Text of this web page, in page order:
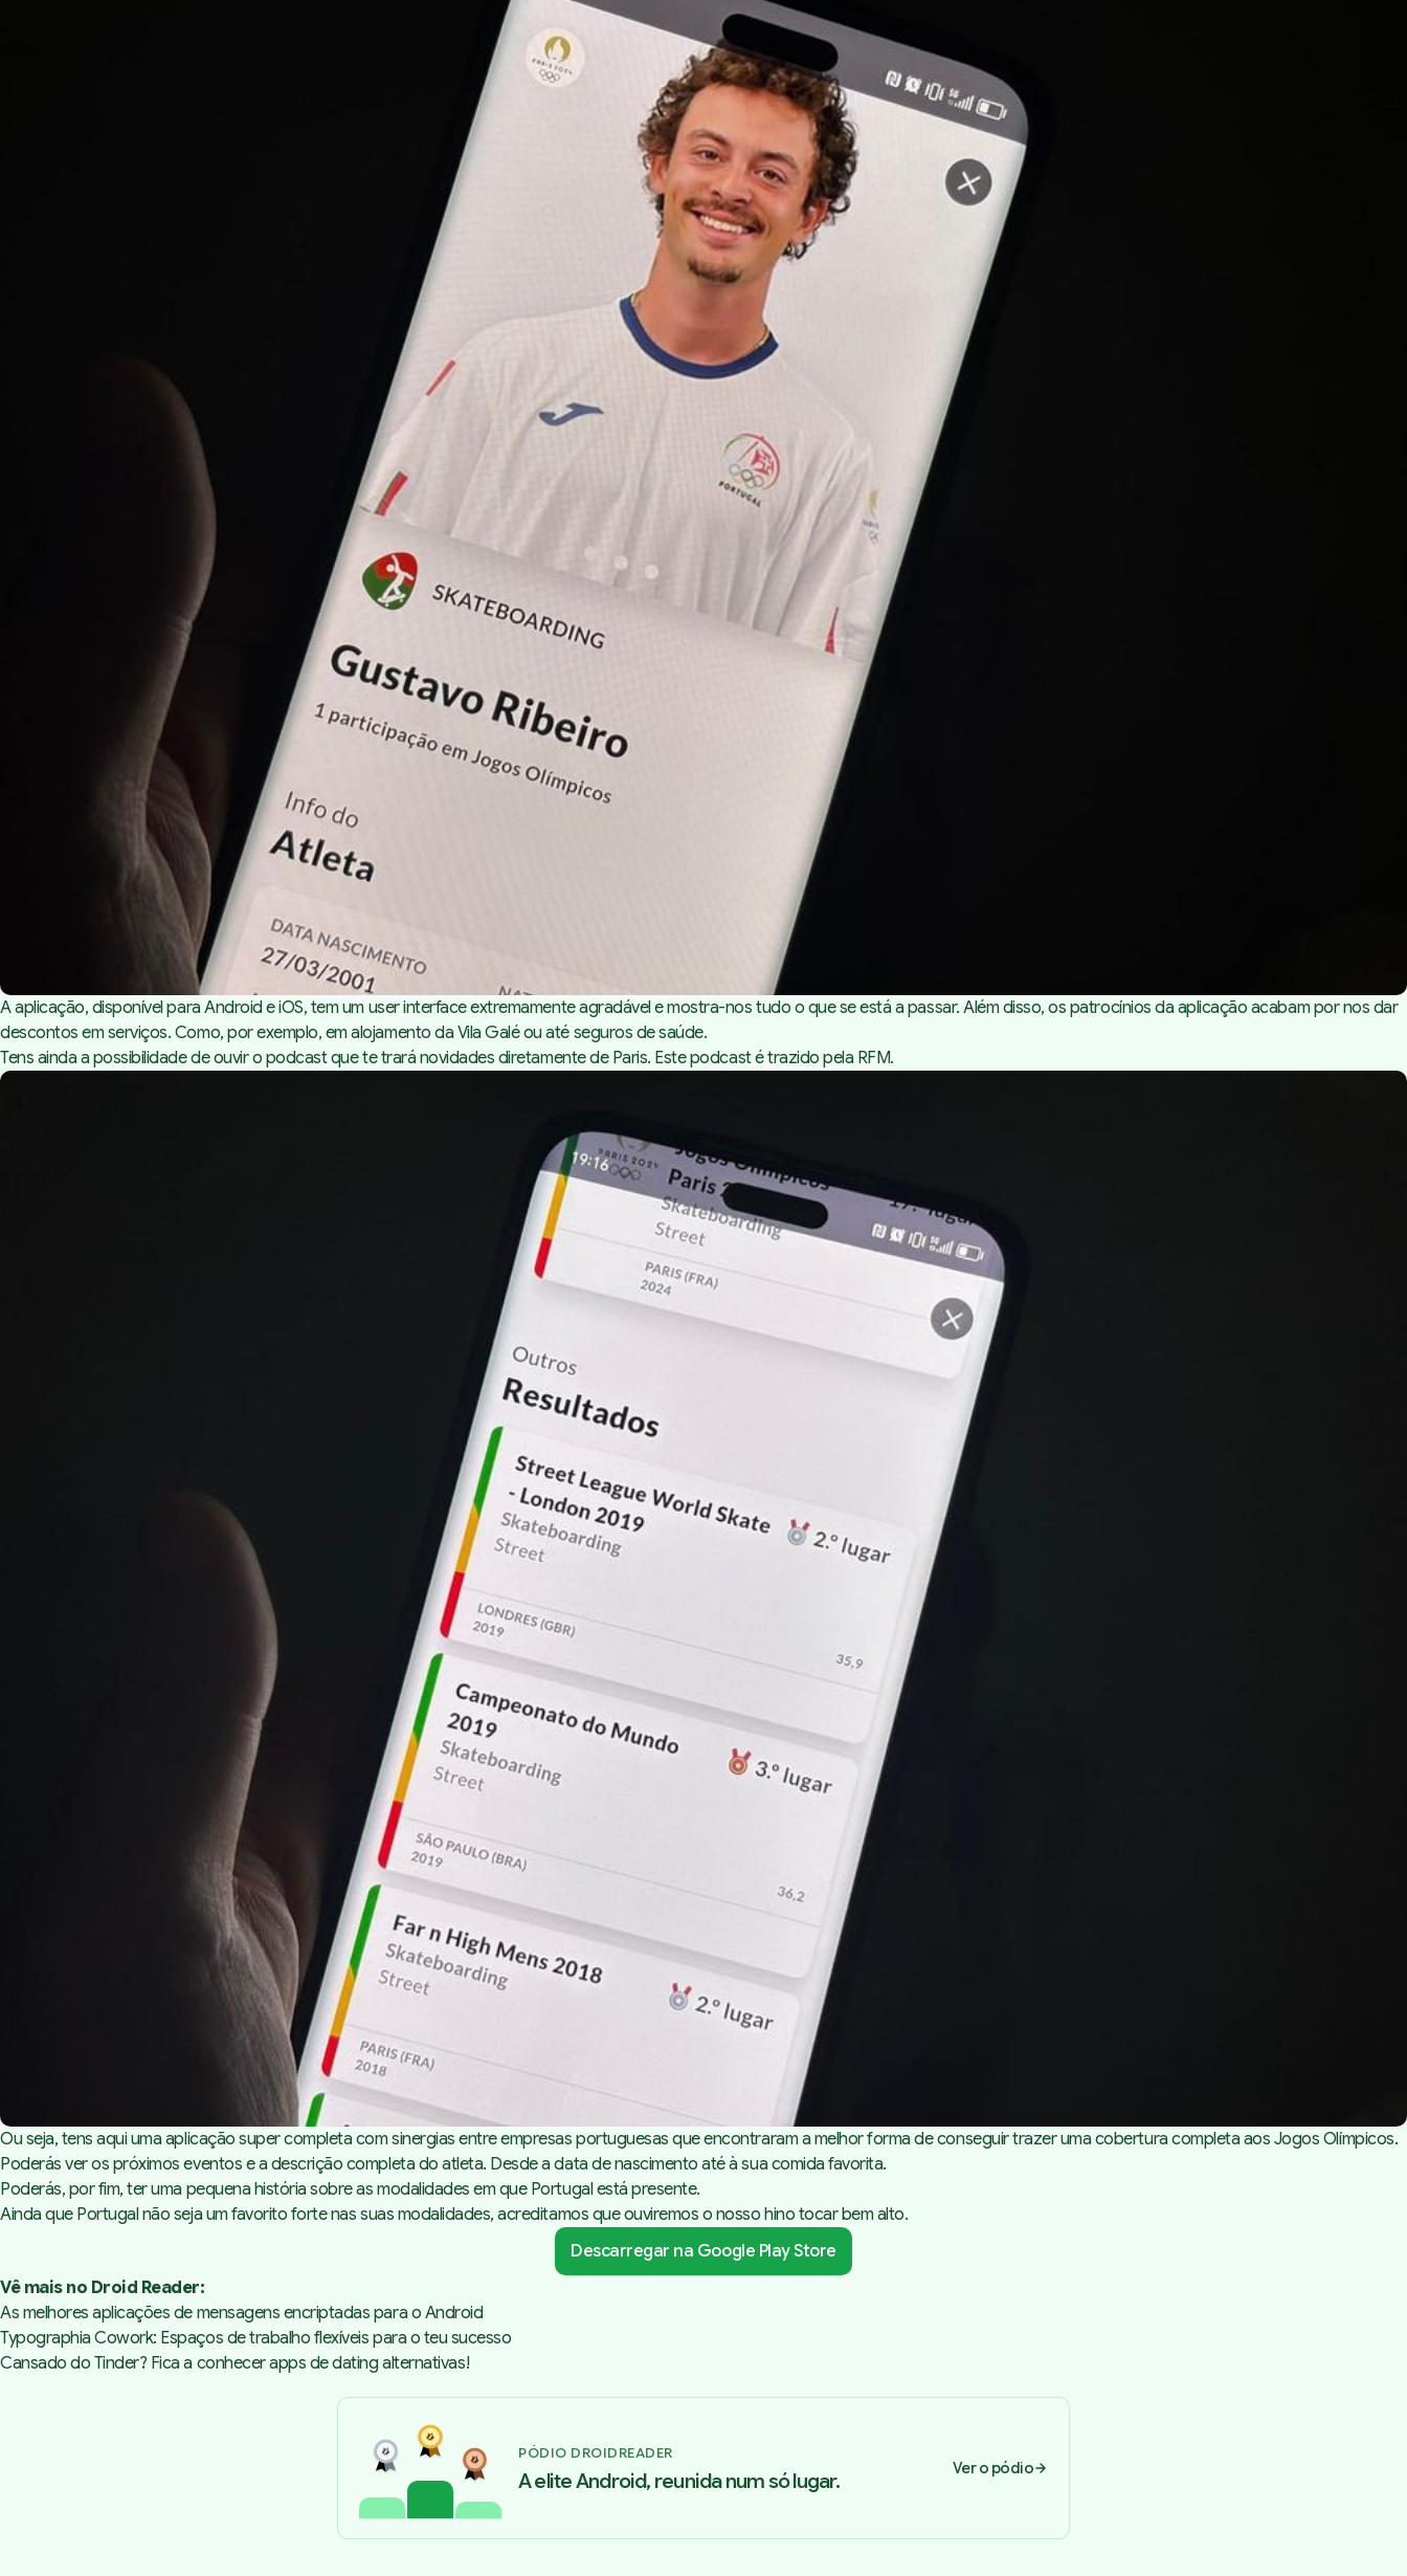
A aplicação, disponível para Android e iOS, tem um user interface extremamente agradável e mostra-nos tudo o que se está a passar. Além disso, os patrocínios da aplicação acabam por nos dar
descontos em serviços. Como, por exemplo, em alojamento da Vila Galé ou até seguros de saúde.
Tens ainda a possibilidade de ouvir o podcast que te trará novidades diretamente de Paris. Este podcast é trazido pela RFM.
Ou seja, tens aqui uma aplicação super completa com sinergias entre empresas portuguesas que encontraram a melhor forma de conseguir trazer uma cobertura completa aos Jogos Olímpicos.
Poderás ver os próximos eventos e a descrição completa do atleta. Desde a data de nascimento até à sua comida favorita.
Poderás, por fim, ter uma pequena história sobre as modalidades em que Portugal está presente.
Ainda que Portugal não seja um favorito forte nas suas modalidades, acreditamos que ouviremos o nosso hino tocar bem alto.
Descarregar na Google Play Store
Vê mais no Droid Reader:
As melhores aplicações de mensagens encriptadas para o Android
Typographia Cowork: Espaços de trabalho flexíveis para o teu sucesso
Cansado do Tinder? Fica a conhecer apps de dating alternativas!
PÓDIO DROIDREADER
A elite Android, reunida num só lugar. Ver o pódio